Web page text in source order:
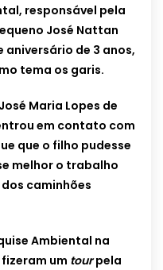
responsável pela
José Nattan
aniversário de 3 anos,
tema os garis.
Maria Lopes de
em contato com
que o filho pudesse
melhor o trabalho
caminhões
Ambiental na
um tourpela